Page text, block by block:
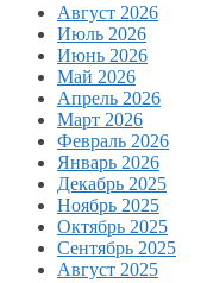
Август 2026
Июль 2026
Июнь 2026
Май 2026
Апрель 2026
Март 2026
Февраль 2026
Январь 2026
Декабрь 2025
Ноябрь 2025
Октябрь 2025
Сентябрь 2025
Август 2025